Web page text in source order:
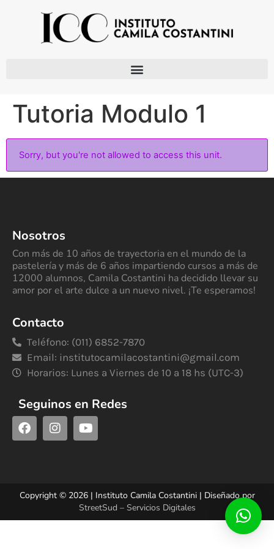
Tutoria Modulo 1
Sorry, but you're not allowed to access this unit.
Nosotros
Con más de 10 años de trayectoria en el mundo de la
pastelería y más de 6 años impartiendo cursos a más de
12000 alumnos, Camila Costantini ha decidido llevar su
amor por el arte dulce a un nuevo nivel. ¡Te esperamos!
Contacto
Teléfono: (011) 6852-7870
Email: institutocamilacostantini@gmail.com
Horarios: Lunes a Viernes de 10 a 18 hs (UTC-3)
Seguinos en Redes
Copyright © 2026 | Instituto Camila Costantini | Diseñado por
StreetSud – Servicios Digitales